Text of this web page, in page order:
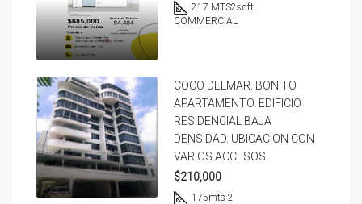
217 MTS2sqft
COMMERCIAL
COCO DELMAR. BONITO
APARTAMENTO. EDIFICIO
RESIDENCIAL BAJA
DENSIDAD. UBICACION CON
VARIOS ACCESOS.
$210,000
175mts 2